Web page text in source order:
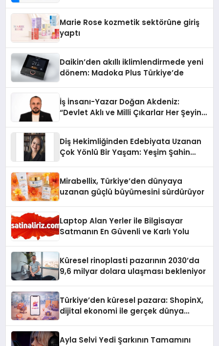
Marie Rose kozmetik sektörüne giriş
yaptı
Daikin’den akıllı iklimlendirmede yeni
dönem: Madoka Plus Türkiye’de
İş İnsanı-Yazar Doğan Akdeniz:
“Devlet Aklı ve Milli Çıkarlar Her Şeyin
Diş Hekimliğinden Edebiyata Uzanan
Çok Yönlü Bir Yaşam: Yeşim Şahin
Mirabellix, Türkiye’den dünyaya
uzanan güçlü büyümesini sürdürüyor
Laptop Alan Yerler ile Bilgisayar
Satmanın En Güvenli ve Karlı Yolu
Küresel rinoplasti pazarının 2030’da
9,6 milyar dolara ulaşması bekleniyor
Türkiye’den küresel pazara: ShopinX,
dijital ekonomi ile gerçek dünya
Ayla Selvi Yedi Şarkının Tamamını